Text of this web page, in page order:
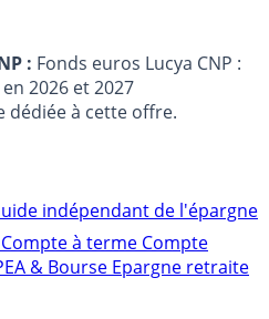
: Fonds euros Lucya CNP :
2026 et 2027
dédiée à cette offre.
indépendant de l'épargne
Compte à terme Compte
& Bourse Epargne retraite